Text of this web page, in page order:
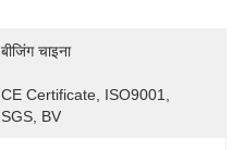
बीजिंग चाइना
CE Certificate, ISO9001,
SGS, BV